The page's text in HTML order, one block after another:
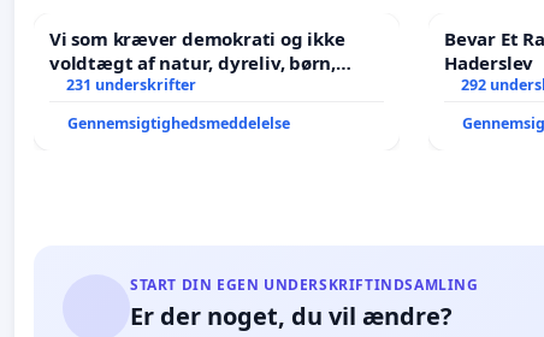
Vi som kræver demokrati og ikke
voldtægt af natur, dyreliv, børn,
unge Borgene har sagt NEJ i mange
231 underskrifter
Gennemsigtighedsmeddelelse
Bevar Et
Haderslev
292
START DIN EGEN UNDERSKRIFTINDSAMLING
Er der noget, du vil ændre?